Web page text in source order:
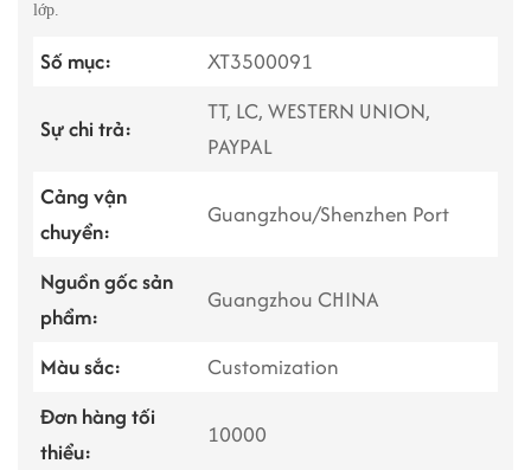
lớp.
Số mục: XT3500091
Sự chi trả:
TT, LC, WESTERN UNION,
PAYPAL
Cảng vận
chuyển:
Guangzhou/Shenzhen Port
Nguồn gốc sản
phẩm:
Guangzhou CHINA
Màu sắc:
Customization
Đơn hàng tối
thiểu:
10000